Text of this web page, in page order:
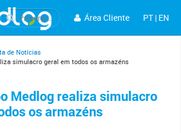
Área Cliente PT | EN
de Notícias
simulacro geral em todos os armazéns
Medlog realiza simulacro
os armazéns